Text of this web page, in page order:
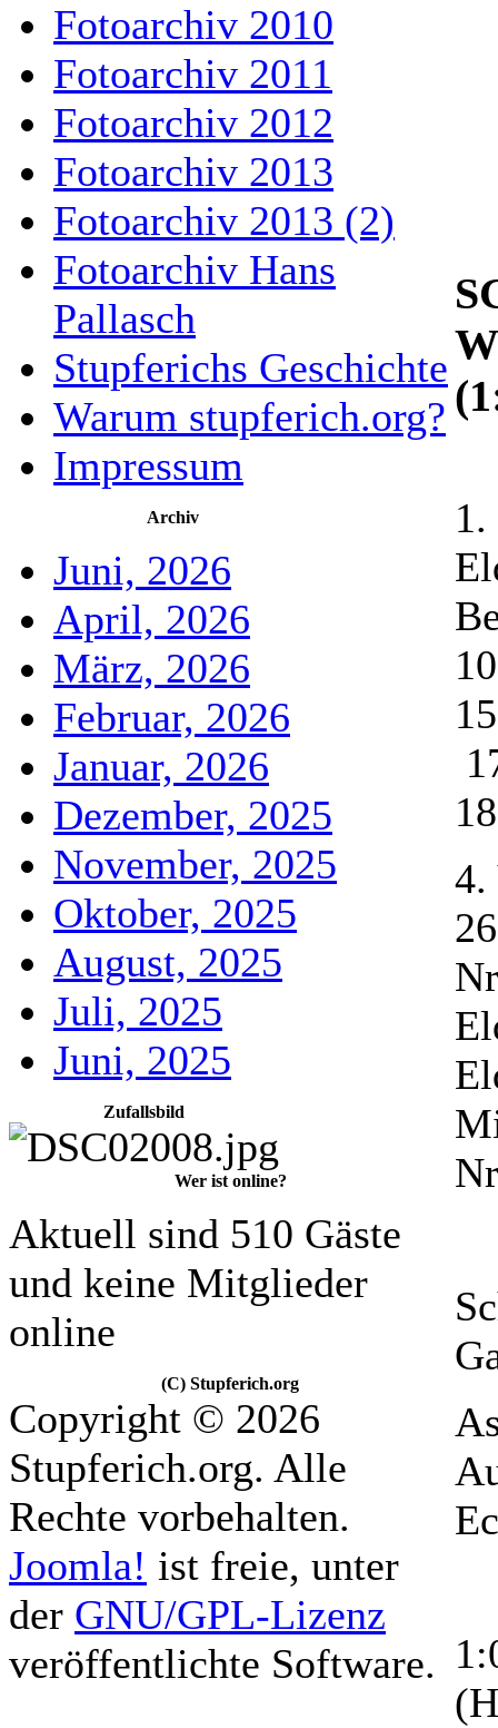
Fotoarchiv 2010
Fotoarchiv 2011
Fotoarchiv 2012
Fotoarchiv 2013
Fotoarchiv 2013 (2)
Fotoarchiv Hans
Pallasch
Stupferichs Geschichte
Warum stupferich.org?
Impressum
Archiv
Juni, 2026
April, 2026
März, 2026
Februar, 2026
Januar, 2026
Dezember, 2025
November, 2025
Oktober, 2025
August, 2025
Juli, 2025
Juni, 2025
Zufallsbild
Wer ist online?
Aktuell sind 510 Gäste
und keine Mitglieder
online
(C) Stupferich.org
Copyright © 2026
Stupferich.org. Alle
Rechte vorbehalten.
Joomla! ist freie, unter
der GNU/GPL-Lizenz
veröffentlichte Software.